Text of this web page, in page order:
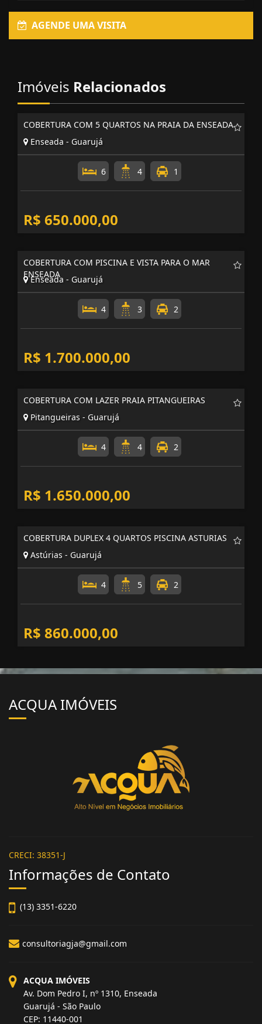
AGENDE UMA VISITA
Imóveis Relacionados
COBERTURA COM 5 QUARTOS NA PRAIA DA ENSEADA
Enseada - Guarujá
6 4 1
R$ 650.000,00
COBERTURA COM PISCINA E VISTA PARA O MAR
ENSEADA
Enseada - Guarujá
4 3 2
R$ 1.700.000,00
COBERTURA COM LAZER PRAIA PITANGUEIRAS
Pitangueiras - Guarujá
4 4 2
R$ 1.650.000,00
COBERTURA DUPLEX 4 QUARTOS PISCINA ASTURIAS
Astúrias - Guarujá
4 5 2
R$ 860.000,00
ACQUA IMÓVEIS
CRECI: 38351-J
Informações de Contato
(13) 3351-6220
consultoriagja@gmail.com
ACQUA IMÓVEIS
Av. Dom Pedro I, nº 1310, Enseada
Guarujá - São Paulo
CEP: 11440-001